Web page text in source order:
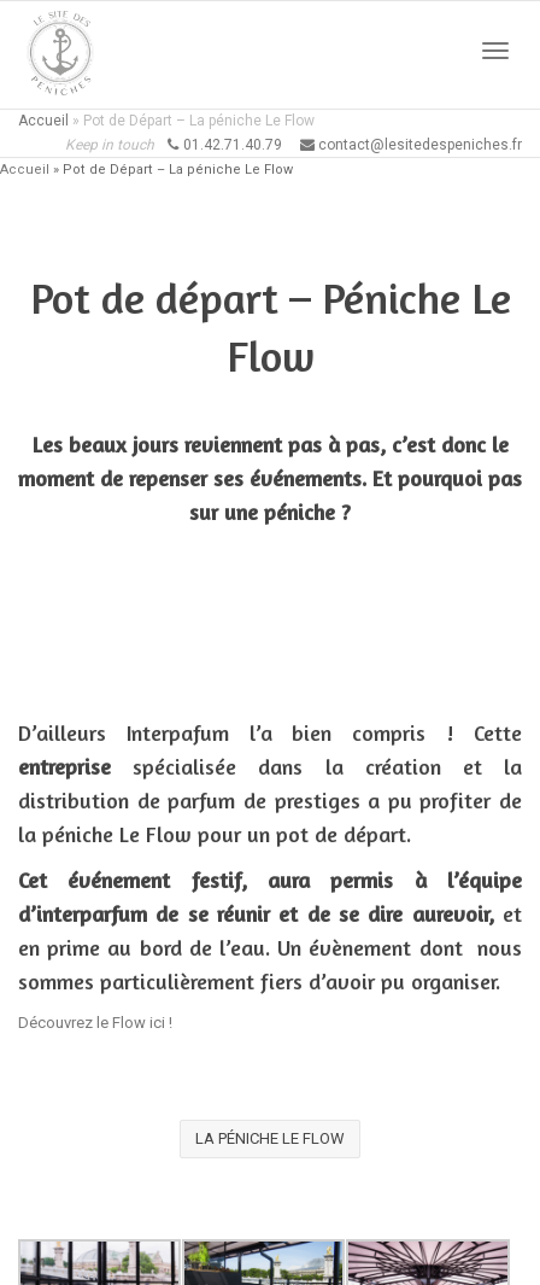
Accueil » Pot de Départ – La péniche Le Flow
Keep in touch
01.42.71.40.79 contact@lesitedespeniches.fr
Accueil » Pot de Départ – La péniche Le Flow
Pot de départ – Péniche Le
Flow
Les beaux jours reviennent pas à pas, c’est donc le
moment de repenser ses événements. Et pourquoi pas
sur une péniche ?
D’ailleurs Interpafum l’a bien compris ! Cette
entreprise spécialisée dans la création et la
distribution de parfum de prestiges a pu profiter de
la péniche Le Flow pour un pot de départ.
Cet événement festif, aura permis à l’équipe
d’interparfum de se réunir et de se dire aurevoir,et
en prime au bord de l’eau. Un évènement dont nous
sommes particulièrement fiers d’avoir pu organiser.
Découvrez le Flow ici !
LA PÉNICHE LE FLOW